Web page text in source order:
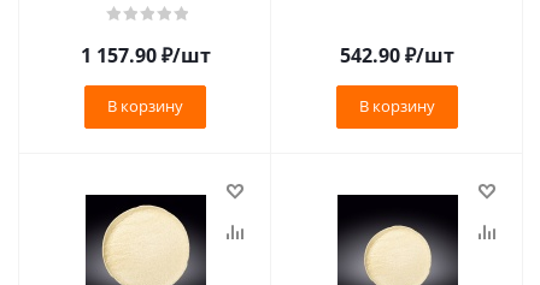
1 157.90₽/шт
В корзину
542.90₽/шт
В корзину